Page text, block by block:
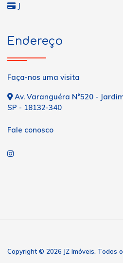
J
Endereço
Faça-nos uma visita
Av. Varanguéra N°520 -
SP - 18132-340
Fale conosco
Copyright © 2026 JZ Imóveis. Todos